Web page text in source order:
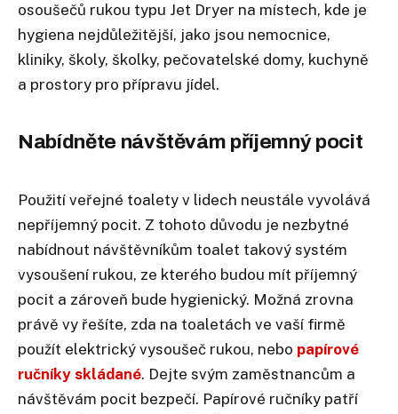
osoušečů rukou typu Jet Dryer na místech, kde je
hygiena nejdůležitější, jako jsou nemocnice,
kliniky, školy, školky, pečovatelské domy, kuchyně
a prostory pro přípravu jídel.
Nabídněte návštěvám příjemný pocit
Použití veřejné toalety v lidech neustále vyvolává
nepříjemný pocit. Z tohoto důvodu je nezbytné
nabídnout návštěvníkům toalet takový systém
vysoušení rukou, ze kterého budou mít příjemný
pocit a zároveň bude hygienický. Možná zrovna
právě vy řešíte, zda na toaletách ve vaší firmě
použít elektrický vysoušeč rukou, nebo papírové
ručníky skládané. Dejte svým zaměstnancům a
návštěvám pocit bezpečí. Papírové ručníky patří